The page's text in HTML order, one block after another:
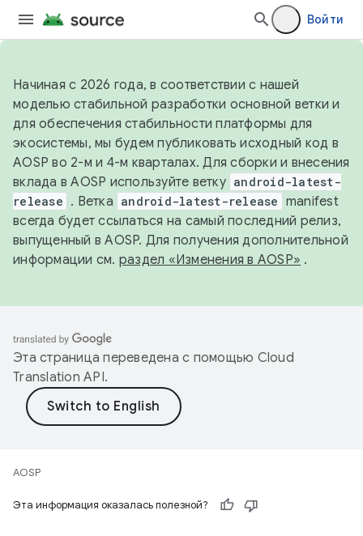
Войти
Начиная с 2026 года, в соответствии с нашей
моделью стабильной разработки основной ветки и
для обеспечения стабильности платформы для
экосистемы, мы будем публиковать исходный код в
AOSP во 2-м и 4-м кварталах. Для сборки и внесения
вклада в AOSP используйте ветку android-latest-
release . Ветка android-latest-release manifest
всегда будет ссылаться на самый последний релиз,
выпущенный в AOSP. Для получения дополнительной
информации см. раздел «Изменения в AOSP» .
Эта страница переведена с помощью Cloud
Translation API.
AOSP
Эта информация оказалась полезной?